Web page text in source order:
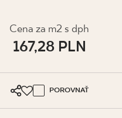
SK DE UK
Cena za m2 s dph
167,28 PLN
POROVNAŤ